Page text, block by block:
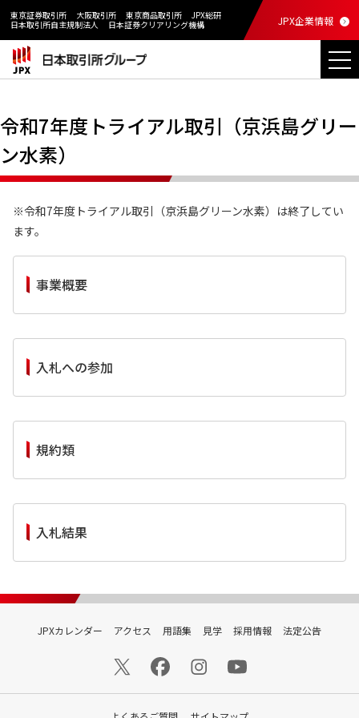
東京証券取引所 大阪取引所 東京商品取引所
JPX総研
日本取引所自主規制法人
日本証券クリアリング機構 JPX企業情報
令和7年度トライアル取引（京浜島グリー
ン水素）
※令和7年度トライアル取引（京浜島グリーン水素）は終了してい
ます。
事業概要
入札への参加
規約類
入札結果
JPXカレンダー アクセス 用語集 見学 採用情報 法定公告